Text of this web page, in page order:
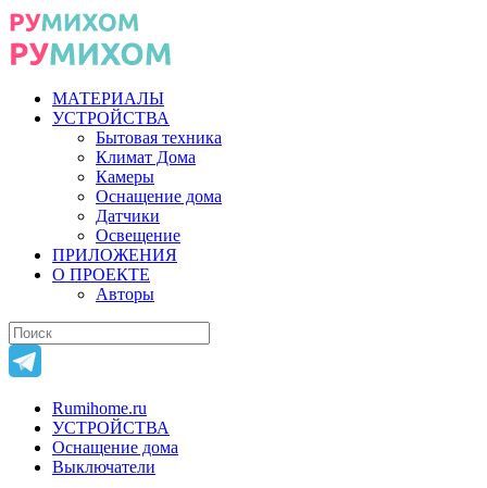
МАТЕРИАЛЫ
УСТРОЙСТВА
Бытовая техника
Климат Дома
Камеры
Оснащение дома
Датчики
Освещение
ПРИЛОЖЕНИЯ
О ПРОЕКТЕ
Авторы
Rumihome.ru
УСТРОЙСТВА
Оснащение дома
Выключатели